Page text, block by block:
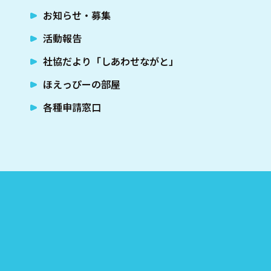
お知らせ・募集
活動報告
社協だより「しあわせながと」
ほえっぴーの部屋
各種申請窓口